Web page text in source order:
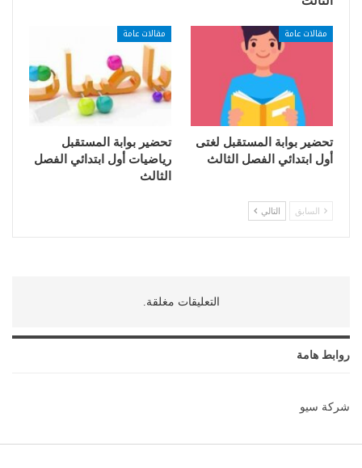
مقالات عامة
تحضير بوابة المستقبل لغتى
أول ابتدائي الفصل الثالث
مقالات عامة
تحضير بوابة المستقبل
رياضيات أول ابتدائي الفصل
الثالث
السابق التالي
التعليقات مغلقة.
روابط هامة
شركة سيو